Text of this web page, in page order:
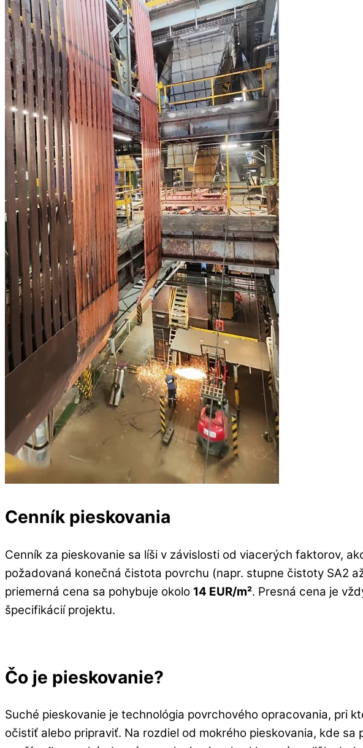
Cenník pieskovania
Cenník za pieskovanie sa líši v závislosti od viacerých faktorov,
požadovaná konečná čistota povrchu (napr. stupne čistoty SA2
priemerná cena sa pohybuje okolo 14 EUR/m². Presná cena je
špecifikácií projektu.
Čo je pieskovanie?
Suché pieskovanie je technológia povrchového opracovania, pri
očistiť alebo pripraviť. Na rozdiel od mokrého pieskovania, kde